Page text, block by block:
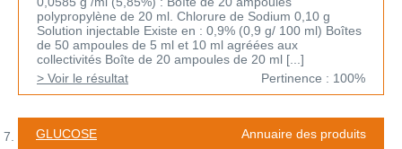
polypropylène de 20 ml. Chlorure de Sodium 0,10 g
Solution injectable Existe en : 0,9% (0,9 g/ 100 ml) Boîtes
de 50 ampoules de 5 ml et 10 ml agréées aux
collectivités Boîte de 20 ampoules de 20 ml [...]
> Voir le résultat
Pertinence : 100%
GLUCOSE Annuaire des produits